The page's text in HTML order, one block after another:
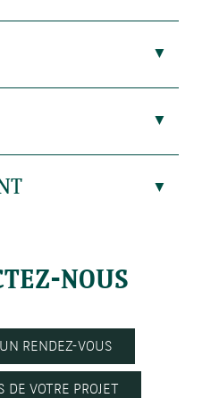
NOUS
RENDEZ-VOUS
DE VOTRE PROJET